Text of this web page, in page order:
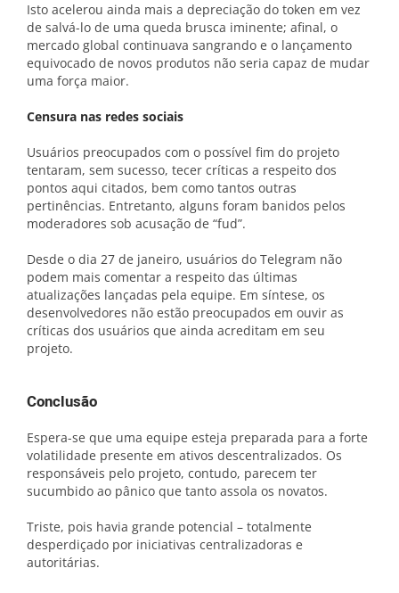
Isto acelerou ainda mais a depreciação do token em vez
de salvá-lo de uma queda brusca iminente; afinal, o
mercado global continuava sangrando e o lançamento
equivocado de novos produtos não seria capaz de mudar
uma força maior.
Censura nas redes sociais
Usuários preocupados com o possível fim do projeto
tentaram, sem sucesso, tecer críticas a respeito dos
pontos aqui citados, bem como tantos outras
pertinências. Entretanto, alguns foram banidos pelos
moderadores sob acusação de “fud”.
Desde o dia 27 de janeiro, usuários do Telegram não
podem mais comentar a respeito das últimas
atualizações lançadas pela equipe. Em síntese, os
desenvolvedores não estão preocupados em ouvir as
críticas dos usuários que ainda acreditam em seu
projeto.
Conclusão
Espera-se que uma equipe esteja preparada para a forte
volatilidade presente em ativos descentralizados. Os
responsáveis pelo projeto, contudo, parecem ter
sucumbido ao pânico que tanto assola os novatos.
Triste, pois havia grande potencial – totalmente
desperdiçado por iniciativas centralizadoras e
autoritárias.